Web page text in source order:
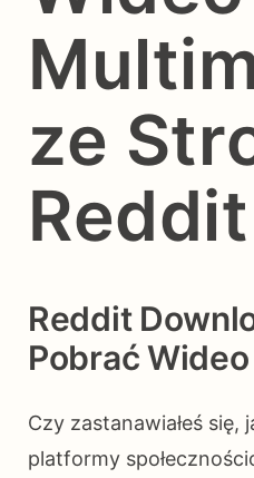
ze
Reddit
Reddit
Pobrać
Czy zastanawiałeś się,
platformy